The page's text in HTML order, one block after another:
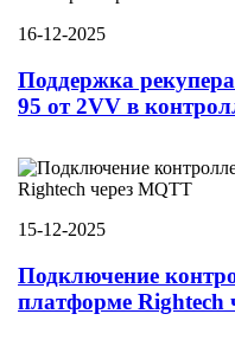
16-12-2025
Поддержка
95 от 2VV в
15-12-2025
Подключение
платформе Rightech